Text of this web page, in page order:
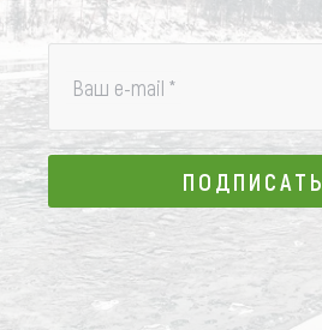
Ваш e-mail *